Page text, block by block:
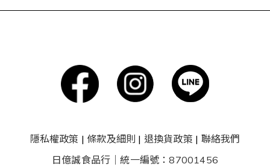
隱私權政策 | 條款及細則 | 退換貨政策 | 聯絡我們
日億誠食品行｜統一編號：87001456